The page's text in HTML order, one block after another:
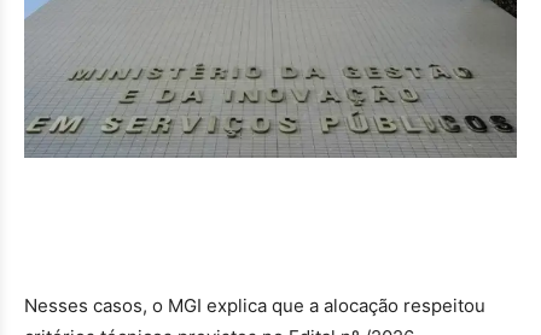
Nesses casos, o MGI explica que a alocação respeitou